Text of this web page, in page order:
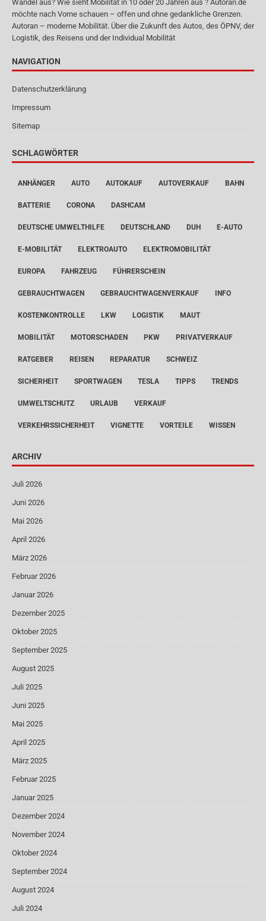
Wandel aus? Wie sieht Mobilität in 10 oder 20 Jahren aus ? Autoran.de
möchte nach Vorne schauen – offen und ohne gedankliche Grenzen.
Autoran – moderne Mobilität. Über die Zukunft des Autos, des ÖPNV, der
Logistik, des Reisens und der Individual Mobilität
NAVIGATION
Datenschutzerklärung
Impressum
Sitemap
SCHLAGWÖRTER
ANHÄNGER AUTO AUTOKAUF AUTOVERKAUF BAHN
BATTERIE CORONA DASHCAM
DEUTSCHE UMWELTHILFE DEUTSCHLAND DUH E-AUTO
E-MOBILITÄT ELEKTROAUTO ELEKTROMOBILITÄT
EUROPA FAHRZEUG FÜHRERSCHEIN
GEBRAUCHTWAGEN GEBRAUCHTWAGENVERKAUF INFO
KOSTENKONTROLLE LKW LOGISTIK MAUT
MOBILITÄT MOTORSCHADEN PKW PRIVATVERKAUF
RATGEBER REISEN REPARATUR SCHWEIZ
SICHERHEIT SPORTWAGEN TESLA TIPPS TRENDS
UMWELTSCHUTZ URLAUB VERKAUF
VERKEHRSSICHERHEIT VIGNETTE VORTEILE WISSEN
ARCHIV
Juli 2026
Juni 2026
Mai 2026
April 2026
März 2026
Februar 2026
Januar 2026
Dezember 2025
Oktober 2025
September 2025
August 2025
Juli 2025
Juni 2025
Mai 2025
April 2025
März 2025
Februar 2025
Januar 2025
Dezember 2024
November 2024
Oktober 2024
September 2024
August 2024
Juli 2024